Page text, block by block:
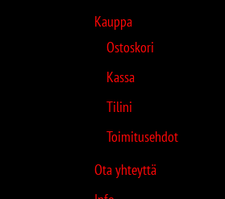
Kauppa
Ostoskori
Kassa
Tilini
Toimitusehdot
Ota yhteyttä